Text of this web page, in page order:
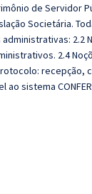
de Servidor
Societária.
2.2
2.4
recepção,
sistema